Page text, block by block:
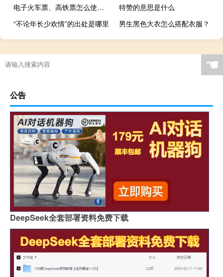
电子火车票、高铁票怎么使用，用电子票怎么报销
特赞的意思是什么
“不论年长少欢情”的出处是哪里
男生黑色大衣怎么搭配衣服？
☚
公告
DeepSeek全套部署资料免费下载